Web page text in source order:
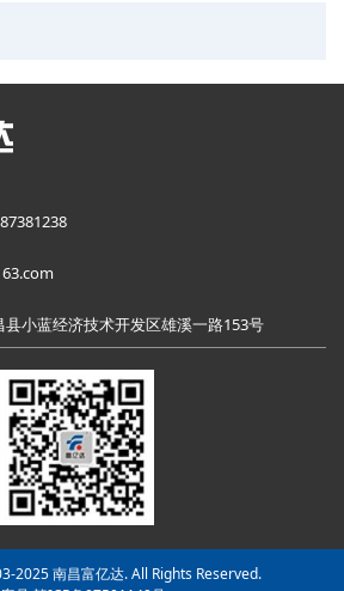
小蓝经济技术开发区雄溪一路153号
2025 南昌富亿达. All Rights Reserved.